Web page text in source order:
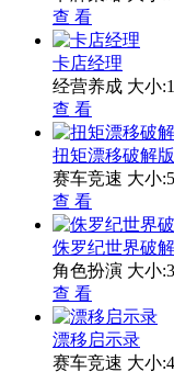
查 看
卡店经理
经营养成 大小
查 看
扭矩漂移破解版
赛车竞速 大小
查 看
侏罗纪世界破
角色扮演 大小
查 看
漂移启示录
赛车竞速 大小